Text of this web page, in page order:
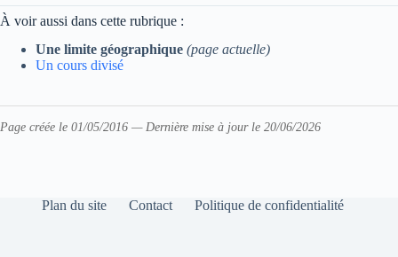
À voir aussi dans cette rubrique :
Une limite géographique (page actuelle)
Un cours divisé
Page créée le 01/05/2016 — Dernière mise à jour le 20/06/2026
Plan du site Contact Politique de confidentialité